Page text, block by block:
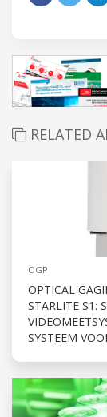
RELATED
OGP
OPTICAL
STARLITE S1:
SYSTEEM